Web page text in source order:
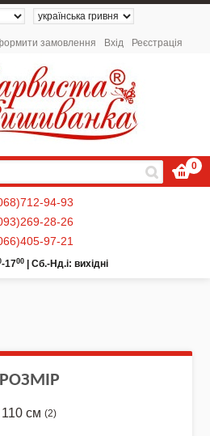
замовлення Вхід Реєстрація
0
94-93
28-26
97-21
-1700 Сб.-Нд.і: вихідні
РОЗМІР
110 см (2)